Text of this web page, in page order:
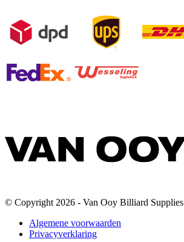
© Copyright 2026 - Van Ooy Billiard Supplies
Algemene voorwaarden
Privacyverklaring